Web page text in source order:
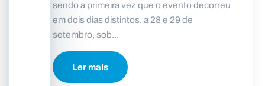
sendo a primeira vez que o evento decorreu
em dois dias distintos, a 28 e 29 de
setembro, sob...
Ler mais